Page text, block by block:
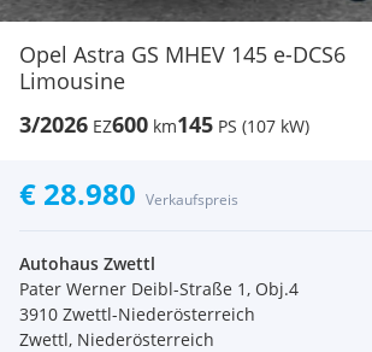
Opel Astra GS MHEV 145 e-DCS6
Limousine
3/2026 EZ600 km145 PS (107 kW)
€ 28.980 Verkaufspreis
Autohaus Zwettl
Pater Werner Deibl-Straße 1, Obj.4
3910 Zwettl-Niederösterreich
Zwettl, Niederösterreich